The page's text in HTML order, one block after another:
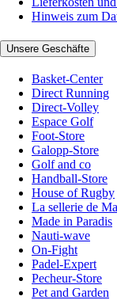
Hinweis zum
Unsere Geschäfte
Basket-Center
Direct Running
Direct-Volley
Espace Golf
Foot-Store
Galopp-Store
Golf and co
Handball-Store
House of Rugby
La sellerie de
Made in Paradis
Nauti-wave
On-Fight
Padel-Expert
Pecheur-Store
Pet and Garden